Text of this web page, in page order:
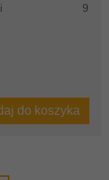
9
do koszyka